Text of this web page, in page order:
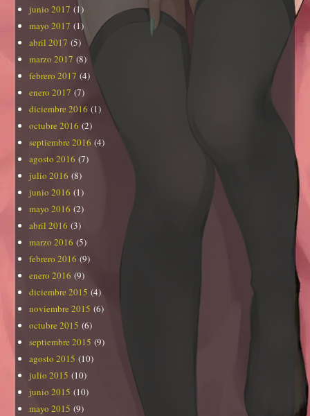
junio 2017 (1)
mayo 2017 (1)
abril 2017 (5)
marzo 2017 (8)
febrero 2017 (4)
enero 2017 (7)
diciembre 2016 (1)
octubre 2016 (2)
septiembre 2016 (4)
agosto 2016 (7)
julio 2016 (8)
junio 2016 (1)
mayo 2016 (2)
abril 2016 (3)
marzo 2016 (5)
febrero 2016 (9)
enero 2016 (9)
diciembre 2015 (4)
noviembre 2015 (6)
octubre 2015 (6)
septiembre 2015 (9)
agosto 2015 (10)
julio 2015 (10)
junio 2015 (10)
mayo 2015 (9)